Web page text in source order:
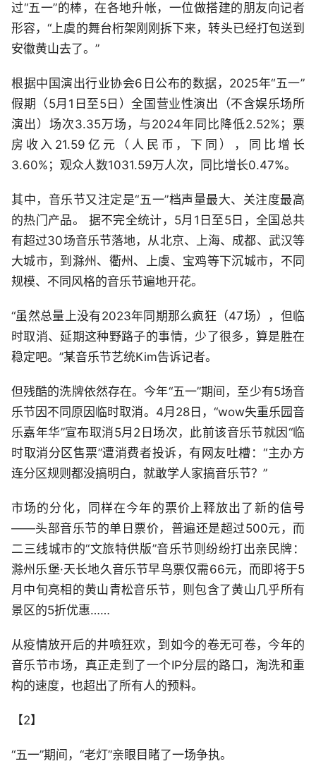
过“五一”的棒，在各地升帐，一位做搭建的朋友向记者
形容，“上虞的舞台桁架刚刚拆下来，转头已经打包送到
安徽黄山去了。”
根据中国演出行业协会6日公布的数据，2025年“五一”
假期（5月1日至5日）全国营业性演出（不含娱乐场所
演出）场次3.35万场，与2024年同比降低2.52%；票
房收入21.59亿元（人民币，下同），同比增长
3.60%；观众人数1031.59万人次，同比增长0.47%。
其中，音乐节又注定是“五一”档声量最大、关注度最高
的热门产品。 据不完全统计，5月1日至5日，全国总共
有超过30场音乐节落地，从北京、上海、成都、武汉等
大城市，到滁州、衢州、上虞、宝鸡等下沉城市，不同
规模、不同风格的音乐节遍地开花。
“虽然总量上没有2023年同期那么疯狂（47场），但临
时取消、延期这种野路子的事情，少了很多，算是胜在
稳定吧。”某音乐节艺统Kim告诉记者。
但残酷的洗牌依然存在。今年“五一”期间，至少有5场音
乐节因不同原因临时取消。4月28日，“wow失重乐园音
乐嘉年华”宣布取消5月2日场次，此前该音乐节就因“临
时取消分区售票”遭消费者投诉，有网友吐槽：“主办方
连分区规则都没搞明白，就敢学人家搞音乐节？”
市场的分化，同样在今年的票价上释放出了新的信号
——头部音乐节的单日票价，普遍还是超过500元，而
二三线城市的“文旅特供版”音乐节则纷纷打出亲民牌：
滁州乐堡·天长地久音乐节早鸟票仅需66元，而即将于5
月中旬亮相的黄山青松音乐节，则包含了黄山几乎所有
景区的5折优惠……
从疫情放开后的井喷狂欢，到如今的卷无可卷，今年的
音乐节市场，真正走到了一个IP分层的路口，淘洗和重
构的速度，也超出了所有人的预料。
【2】
“五一”期间，“老灯”亲眼目睹了一场争执。